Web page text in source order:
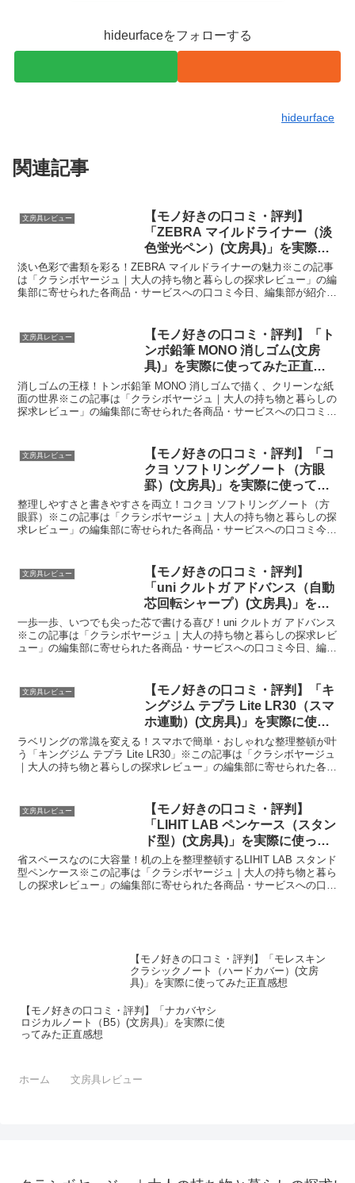
hideurfaceをフォローする
hideurface
関連記事
文房具レビュー
【モノ好きの口コミ・評判】
「ZEBRA マイルドライナー（淡
色蛍光ペン）(文房具)」を実際に
使ってみた正直感想
淡い色彩で書類を彩る！ZEBRA マイルドライナーの魅力※この記事
は「クラシボヤージュ｜大人の持ち物と暮らしの探求レビュー」の編
集部に寄せられた各商品・サービスへの口コミ今日、編集部が紹介し
文房具レビュー
【モノ好きの口コミ・評判】「ト
ンボ鉛筆 MONO 消しゴム(文房
具)」を実際に使ってみた正直感
想
消しゴムの王様！トンボ鉛筆 MONO 消しゴムで描く、クリーンな紙
面の世界※この記事は「クラシボヤージュ｜大人の持ち物と暮らしの
探求レビュー」の編集部に寄せられた各商品・サービスへの口コミ今
文房具レビュー
【モノ好きの口コミ・評判】「コ
クヨ ソフトリングノート（方眼
罫）(文房具)」を実際に使ってみ
た正直感想
整理しやすさと書きやすさを両立！コクヨ ソフトリングノート（方
眼罫）※この記事は「クラシボヤージュ｜大人の持ち物と暮らしの探
求レビュー」の編集部に寄せられた各商品・サービスへの口コミ今
文房具レビュー
【モノ好きの口コミ・評判】
「uni クルトガ アドバンス（自動
芯回転シャープ）(文房具)」を実
際に使ってみた正直感想
一歩一歩、いつでも尖った芯で書ける喜び！uni クルトガ アドバンス
※この記事は「クラシボヤージュ｜大人の持ち物と暮らしの探求レビ
ュー」の編集部に寄せられた各商品・サービスへの口コミ今日、編集
文房具レビュー
【モノ好きの口コミ・評判】「キ
ングジム テプラ Lite LR30（スマ
ホ連動）(文房具)」を実際に使っ
てみた正直感想
ラベリングの常識を変える！スマホで簡単・おしゃれな整理整頓が叶
う「キングジム テプラ Lite LR30」※この記事は「クラシボヤージュ
｜大人の持ち物と暮らしの探求レビュー」の編集部に寄せられた各商
文房具レビュー
【モノ好きの口コミ・評判】
「LIHIT LAB ペンケース（スタン
ド型）(文房具)」を実際に使って
みた正直感想
省スペースなのに大容量！机の上を整理整頓するLIHIT LAB スタンド
型ペンケース※この記事は「クラシボヤージュ｜大人の持ち物と暮ら
しの探求レビュー」の編集部に寄せられた各商品・サービスへの口コ
【モノ好きの口コミ・評判】「モレスキン
クラシックノート（ハードカバー）(文房
具)」を実際に使ってみた正直感想
【モノ好きの口コミ・評判】「ナカバヤシ
ロジカルノート（B5）(文房具)」を実際に使
ってみた正直感想
ホーム 文房具レビュー